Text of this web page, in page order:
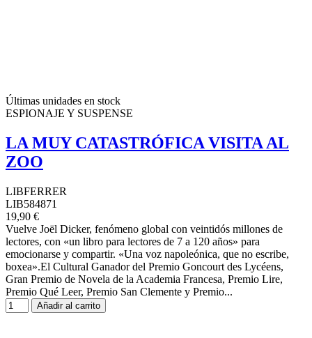
Últimas unidades en stock
ESPIONAJE Y SUSPENSE
LA MUY CATASTRÓFICA VISITA AL
ZOO
LIBFERRER
LIB584871
19,90 €
Vuelve Joël Dicker, fenómeno global con veintidós millones de
lectores, con «un libro para lectores de 7 a 120 años» para
emocionarse y compartir. «Una voz napoleónica, que no escribe,
boxea».El Cultural Ganador del Premio Goncourt des Lycéens,
Gran Premio de Novela de la Academia Francesa, Premio Lire,
Premio Qué Leer, Premio San Clemente y Premio...
Añadir al carrito